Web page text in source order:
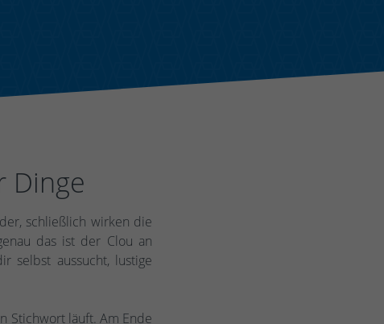
Dinge
schließlich wirken die
das ist der Clou an
selbst aussucht, lustige
Stichwort läuft. Am Ende